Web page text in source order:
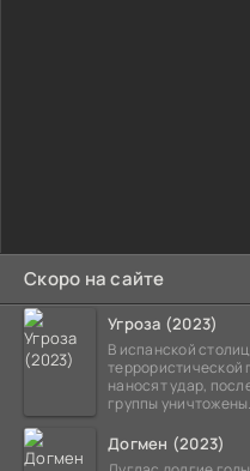
Скоро на сайте
Угроза (2023)
В испанской
террористической
наносят удар,
группы
Догмен (2023)